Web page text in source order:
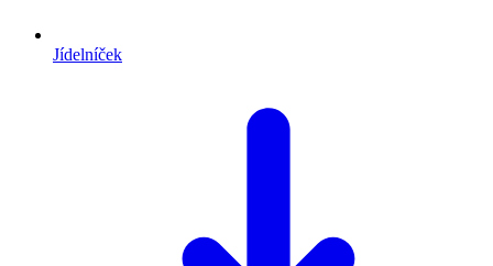
Jídelníček